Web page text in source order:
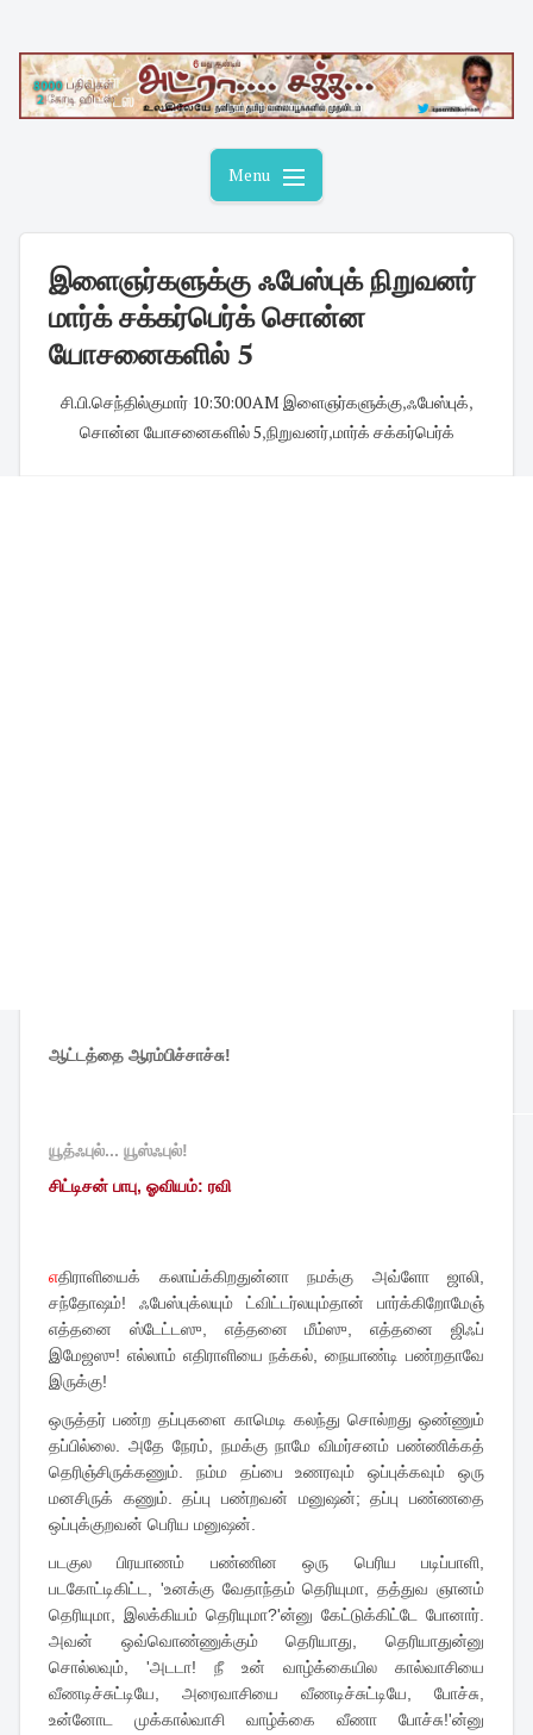
content
Menu
இளைஞர்களுக்கு ஃபேஸ்புக் நிறுவனர்
மார்க் சக்கர்பெர்க் சொன்ன
யோசனைகளில் 5
சி.பி.செந்தில்குமார்· 10:30:00 AM இளைஞர்களுக்கு,ஃபேஸ்புக்,
சொன்ன யோசனைகளில் 5,நிறுவனர்,மார்க் சக்கர்பெர்க்
ஆட்டத்தை ஆரம்பிச்சாச்சு!
யூத்ஃபுல்... யூஸ்ஃபுல்!
சிட்டிசன் பாபு, ஓவியம்: ரவி
எதிராளியைக் கலாய்க்கிறதுன்னா நமக்கு அவ்ளோ ஜாலி,
சந்தோஷம்! ஃபேஸ்புக்லயும் ட்விட்டர்லயும்தான் பார்க்கிறோமேஞ்
எத்தனை ஸ்டேட்டஸு, எத்தனை மீம்ஸு, எத்தனை ஜிஃப்
இமேஜஸு! எல்லாம் எதிராளியை நக்கல், நையாண்டி பண்றதாவே
இருக்கு!
ஒருத்தர் பண்ற தப்புகளை காமெடி கலந்து சொல்றது ஒண்ணும்
தப்பில்லை. அதே நேரம், நமக்கு நாமே விமர்சனம் பண்ணிக்கத்
தெரிஞ்சிருக்கணும். நம்ம தப்பை உணரவும் ஒப்புக்கவும் ஒரு
மனசிருக் கணும். தப்பு பண்றவன் மனுஷன்; தப்பு பண்ணதை
ஒப்புக்குறவன் பெரிய மனுஷன்.
படகுல பிரயாணம் பண்ணின ஒரு பெரிய படிப்பாளி,
படகோட்டிகிட்ட, 'உனக்கு வேதாந்தம் தெரியுமா, தத்துவ ஞானம்
தெரியுமா, இலக்கியம் தெரியுமா?'ன்னு கேட்டுக்கிட்டே போனார்.
அவன் ஒவ்வொண்ணுக்கும் தெரியாது, தெரியாதுன்னு
சொல்லவும், 'அடடா! நீ உன் வாழ்க்கையில கால்வாசியை
வீணடிச்சுட்டியே, அரைவாசியை வீணடிச்சுட்டியே, போச்சு,
உன்னோட முக்கால்வாசி வாழ்க்கை வீணா போச்சு!'ன்னு